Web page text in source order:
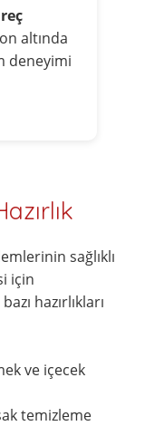
altında
deneyimi
sağlıklı
için
hazırlıkları
ve içecek
temizleme